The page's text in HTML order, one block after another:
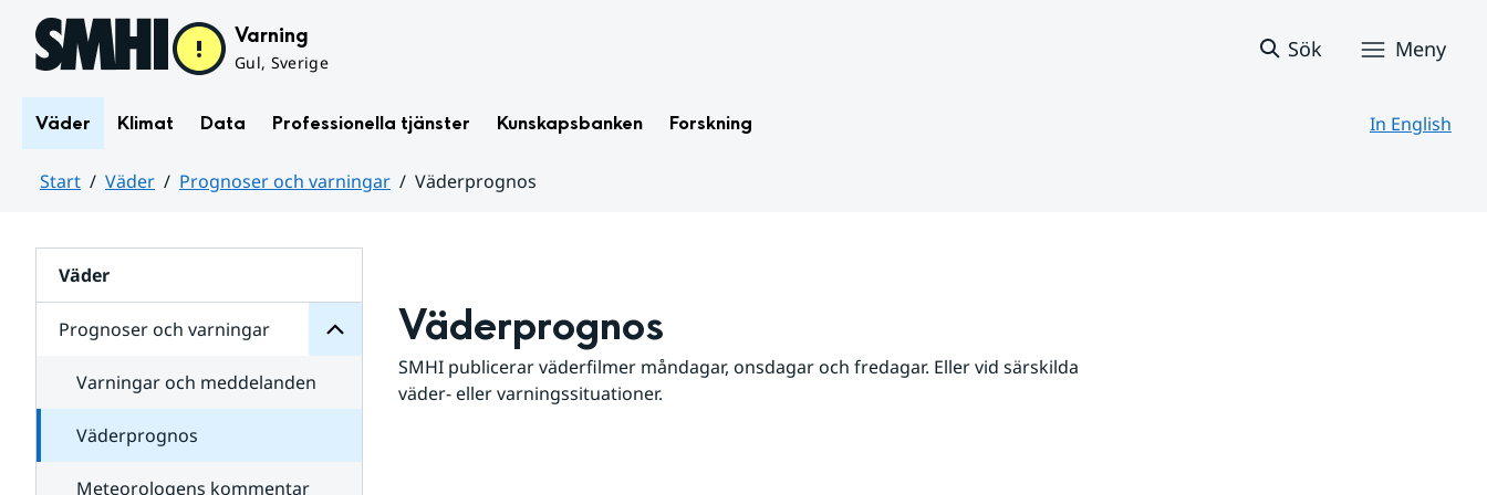
Hoppa till sidans innehåll Varning
Gul, Sverige
Sök Meny
Väder Klimat Data Professionella tjänster Kunskapsbanken Forskning In English
Start Väder Prognoser och varningar
Väderprognos
Väder
Prognoser och varningar
för
varningar
Varningar och meddelanden
Väderprognos
Meteorologens kommentar
Väderprognos
SMHI publicerar väderfilmer måndagar, onsdagar och fredagar. Eller vid särskilda
väder- eller varningssituationer.